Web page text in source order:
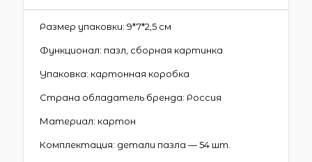
Размер упаковки: 9*7*2,5 см
Функционал: пазл, сборная картинка
Упаковка: картонная коробка
Страна обладатель бренда: Россия
Материал: картон
Комплектация: детали пазла — 54 шт.